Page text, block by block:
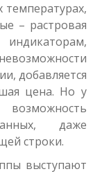
– растровая
добавляется
цена. Но у
даже
строки.
выступают